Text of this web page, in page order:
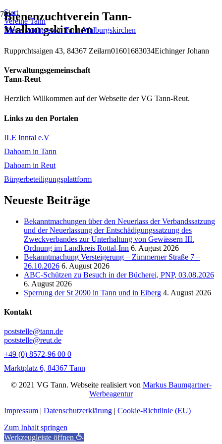
Start
Vereine Tann
Bienenzuchtverein Tann-Walburgskirchen
Bienenzuchtverein Tann-
Walburgskirchen
Rupprchtsaigen 43, 84367 Zeilarn01601683034Eichinger Johann
Verwaltungsgemeinschaft
Tann-Reut
Herzlich Willkommen auf der Webseite der VG Tann-Reut.
Links zu den Portalen
ILE Inntal e.V
Dahoam in Tann
Dahoam in Reut
Bürgerbeteiligungsplattform
Neueste Beiträge
Bekanntmachungen über den Neuerlass der Verbandssatzung
und der Neuerlassung der Entschädigungssatzung des
Zweckverbandes zur Unterhaltung von Gewässern III.
Ordnung im Landkreis Rottal-Inn 6. August 2026
Bekanntmachung Versteigerung – Zimmerner Straße 7 –
26.10.2026 6. August 2026
ABC-Schützen zu Besuch in der Bücherei, PNP, 03.08.2026
6. August 2026
Sperrung der St 2090 in Tann und in Eiberg 4. August 2026
Kontakt
poststelle@tann.de
poststelle@reut.de
+49 (0) 8572-96 00 0
Marktplatz 6, 84367 Tann
© 2021 VG Tann. Webseite realisiert von Markus Baumgartner-
Werbeagentur
Impressum | Datenschutzerklärung | Cookie-Richtlinie (EU)
Zum Inhalt springen
Werkzeugleiste öffnen